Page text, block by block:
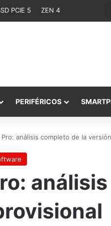
PCIE 5 ZEN 4
PERIFÉRICOS
análisis completo de la